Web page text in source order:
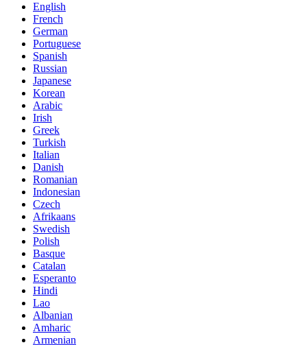
English
French
German
Portuguese
Spanish
Russian
Japanese
Korean
Arabic
Irish
Greek
Turkish
Italian
Danish
Romanian
Indonesian
Czech
Afrikaans
Swedish
Polish
Basque
Catalan
Esperanto
Hindi
Lao
Albanian
Amharic
Armenian